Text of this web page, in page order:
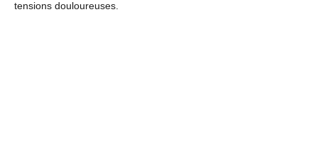
tensions douloureuses.